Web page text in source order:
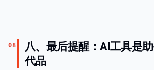
08
八、最后提醒：AI工具是
代品